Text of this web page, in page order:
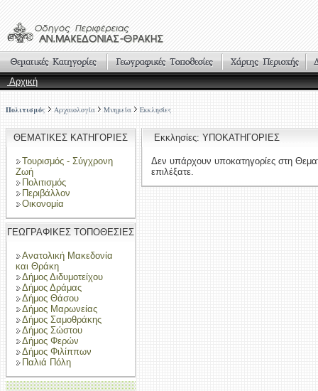
Αρχική
Πολιτισμός Αρχαιολογία Μνημεία Εκκλησίες
ΘΕΜΑΤΙΚΕΣ ΚΑΤΗΓΟΡΙΕΣ
Τουρισμός - Σύγχρονη
Ζωή
Πολιτισμός
Περιβάλλον
Οικονομία
ΓΕΩΓΡΑΦΙΚΕΣ ΤΟΠΟΘΕΣΙΕΣ
Ανατολική Μακεδονία
και Θράκη
Δήμος Διδυμοτείχου
Δήμος Δράμας
Δήμος Θάσου
Δήμος Μαρωνείας
Δήμος Σαμοθράκης
Δήμος Σώστου
Δήμος Φερών
Δήμος Φιλίππων
Παλιά Πόλη
Εκκλησίες: ΥΠΟΚΑΤΗΓΟΡΙΕΣ
Δεν υπάρχουν υποκατηγορίες στη
επιλέξατε.